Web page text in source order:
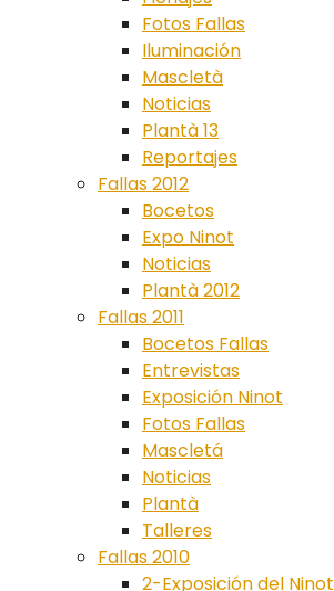
Fotos Fallas
Iluminación
Mascletà
Noticias
Plantà 13
Reportajes
Fallas 2012
Bocetos
Expo Ninot
Noticias
Plantà 2012
Fallas 2011
Bocetos Fallas
Entrevistas
Exposición Ninot
Fotos Fallas
Mascletá
Noticias
Plantà
Talleres
Fallas 2010
2-Exposición del Ninot